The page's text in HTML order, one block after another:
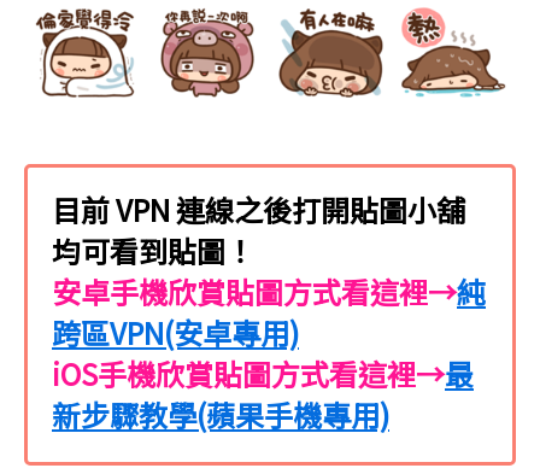
目前 VPN 連線之後打開貼圖小舖
均可看到貼圖！
安卓手機欣賞貼圖方式看這裡→純
跨區VPN(安卓專用)
iOS手機欣賞貼圖方式看這裡→最
新步驟教學(蘋果手機專用)